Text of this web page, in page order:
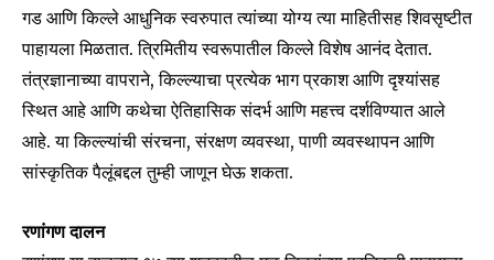
SUBSCRIBE
I've read and accept the
Fans
गड आणि किल्ले आधुनिक स्वरुपात त्यांच्या योग्य त्या माहितीसह शिवसृष्टीत
पाहायला मिळतात. त्रिमितीय स्वरूपातील किल्ले विशेष आनंद देतात.
तंत्रज्ञानाच्या वापराने, किल्ल्याचा प्रत्येक भाग प्रकाश आणि दृश्यांसह
स्थित आहे आणि कथेचा ऐतिहासिक संदर्भ आणि महत्त्व दर्शविण्यात आले
आहे. या किल्ल्यांची संरचना, संरक्षण व्यवस्था, पाणी व्यवस्थापन आणि
सांस्कृतिक पैलूंबद्दल तुम्ही जाणून घेऊ शकता.
रणांगण दालन